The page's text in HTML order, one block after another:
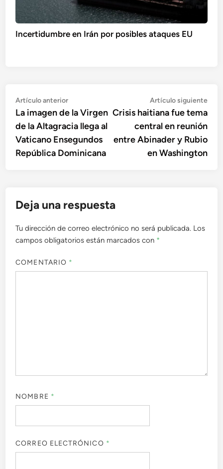
Incertidumbre en Irán por posibles ataques EU
Navegación
de
entradas
Artículo anteriorArtículo
anterior:
La imagen de la Virgen
de la Altagracia llega al
Vaticano Ensegundos
República Dominicana
Artículo siguiente
Crisis haitiana fue tema
central en reunión
entre Abinader y Rubio
en Washington
Deja una respuesta
Tu dirección de correo electrónico no será publicada. Los
campos obligatorios están marcados con *
COMENTARIO *
NOMBRE *
CORREO ELECTRÓNICO *